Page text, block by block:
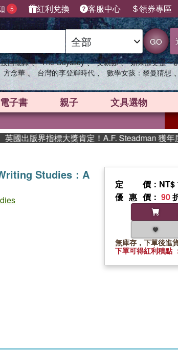
5 紅利兌換 客服中心 領券專區
GO
回憶錄 、 The Odyssey 、 父親節 、 如果歷史是一
方念華 、 台灣的李登輝時代 、 數學女孩：黎曼猜想 、
電子書 親子 文具選物
出版界指標大獎肯定！A.F. Steadman 獲年度
Studies：A
定價 ：
優惠價 ： 90
無庫存，下單後進
下單可得紅利積點